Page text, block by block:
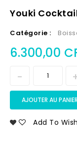
Youki
Catégorie :
6.300,00
AJOUTER AU PANIER
Add To